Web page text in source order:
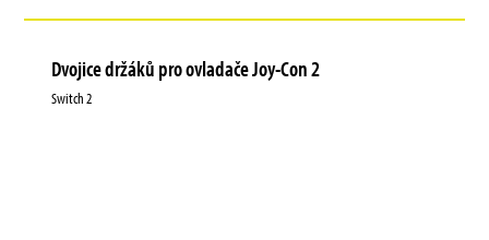
Dvojice držáků pro ovladače Joy-Con 2
Switch 2